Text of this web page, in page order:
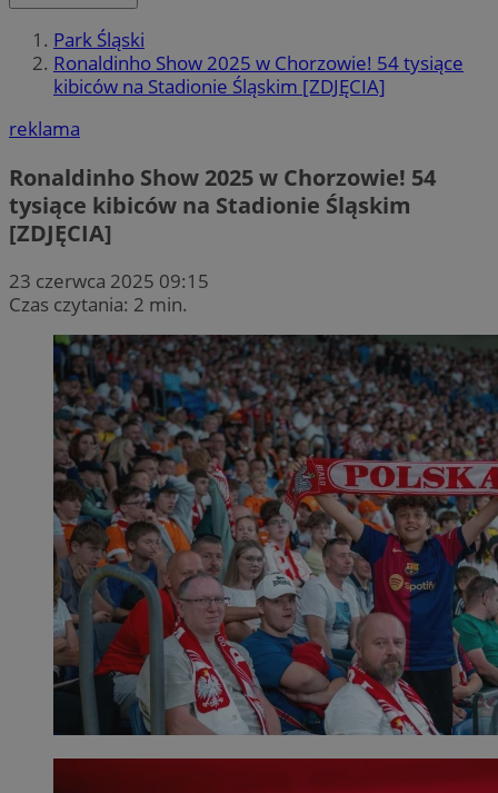
Park Śląski
Ronaldinho Show 2025 w Chorzowie! 54 tysiące
kibiców na Stadionie Śląskim [ZDJĘCIA]
reklama
Ronaldinho Show 2025 w Chorzowie! 54
tysiące kibiców na Stadionie Śląskim
[ZDJĘCIA]
23 czerwca 2025 09:15
Czas czytania: 2 min.